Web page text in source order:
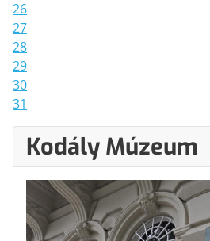
26
27
28
29
30
31
Kodály Múzeum